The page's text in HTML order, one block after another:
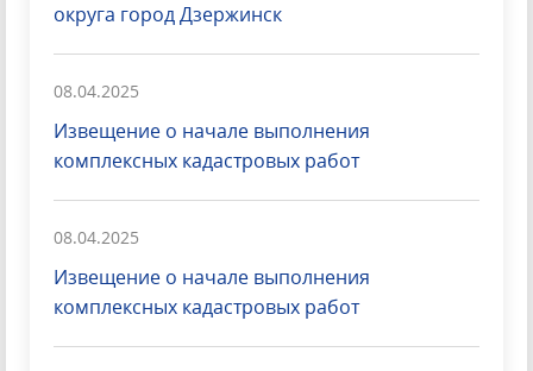
округа город Дзержинск
08.04.2025
Извещение о начале выполнения
комплексных кадастровых работ
08.04.2025
Извещение о начале выполнения
комплексных кадастровых работ